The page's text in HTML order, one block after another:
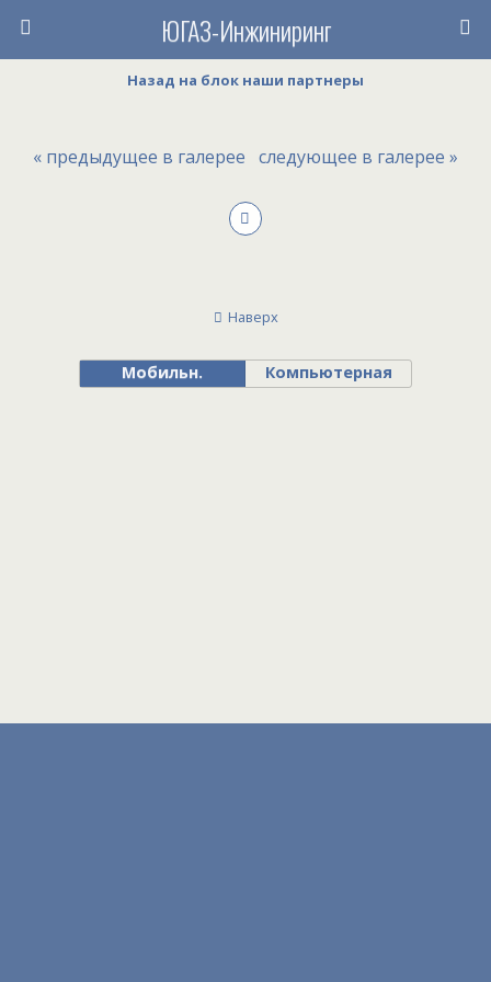
ЮГАЗ-Инжиниринг
Назад на блок наши партнеры
« предыдущее в галерее следующее в галерее »
Наверх
Мобильн. Компьютерная